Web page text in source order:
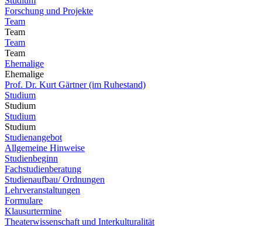
Forschung und Projekte
Team
Team
Team
Team
Ehemalige
Ehemalige
Prof. Dr. Kurt Gärtner (im Ruhestand)
Studium
Studium
Studium
Studium
Studienangebot
Allgemeine Hinweise
Studienbeginn
Fachstudienberatung
Studienaufbau/ Ordnungen
Lehrveranstaltungen
Formulare
Klausurtermine
Theaterwissenschaft und Interkulturalität